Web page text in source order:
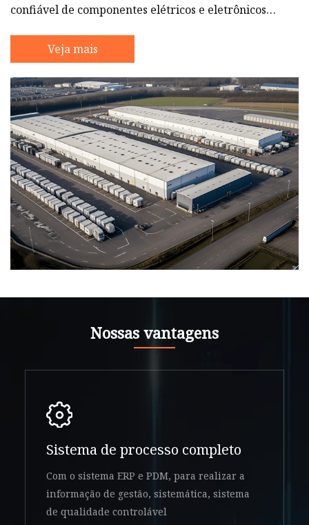
confiável de componentes elétricos e eletrônicos
comprometida em fornecer aos nossos clientes
produtos de alta qualidade e serviço excepcional.
Trabalhamos em estreita colaboração com nossos
clientes para garantir que suas necessidades sejam
atendidas e que eles recebam as melhores soluções
possíveis para suas necessidades el
Veja mais
Nossas vantagens
Sistema de processo completo
Com o sistema ERP e PDM, para realizar a
informação de gestão, sistemática, sistema
de qualidade controlável